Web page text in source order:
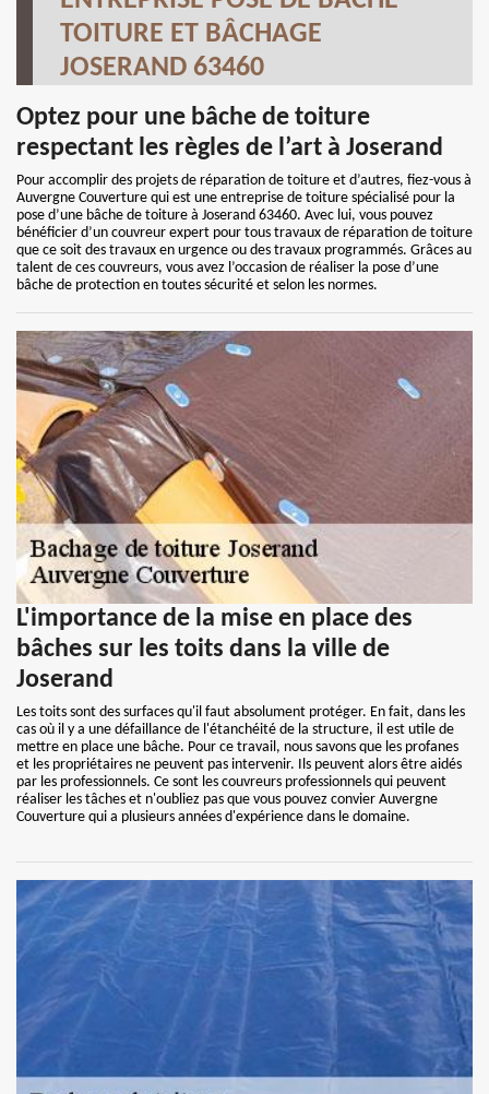
TOITURE ET BÂCHAGE
JOSERAND 63460
Optez pour une bâche de toiture
respectant les règles de l’art à Joserand
Pour accomplir des projets de réparation de toiture et d’autres, fiez-vous à
Auvergne Couverture qui est une entreprise de toiture spécialisé pour la
pose d’une bâche de toiture à Joserand 63460. Avec lui, vous pouvez
bénéficier d’un couvreur expert pour tous travaux de réparation de toiture
que ce soit des travaux en urgence ou des travaux programmés. Grâces au
talent de ces couvreurs, vous avez l’occasion de réaliser la pose d’une
bâche de protection en toutes sécurité et selon les normes.
L'importance de la mise en place des
bâches sur les toits dans la ville de
Joserand
Les toits sont des surfaces qu'il faut absolument protéger. En fait, dans les
cas où il y a une défaillance de l'étanchéité de la structure, il est utile de
mettre en place une bâche. Pour ce travail, nous savons que les profanes
et les propriétaires ne peuvent pas intervenir. Ils peuvent alors être aidés
par les professionnels. Ce sont les couvreurs professionnels qui peuvent
réaliser les tâches et n'oubliez pas que vous pouvez convier Auvergne
Couverture qui a plusieurs années d'expérience dans le domaine.